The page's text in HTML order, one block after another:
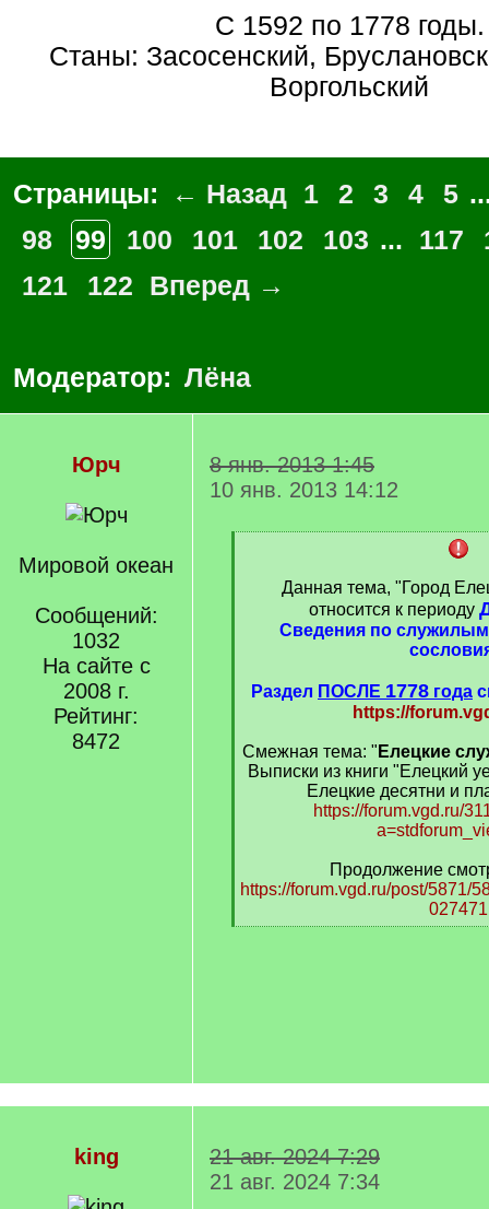
С 1592 по 1778 годы.
Станы: Засосенский,
Воргольский
Страницы: ← Назад 1 2 3 4 5
98
99 100 101 102 103 ... 117
121
122 Вперед →
Модератор: Лёна
Юрч
Мировой океан
Сообщений:
1032
На сайте с
2008 г.
Рейтинг:
8472
8 янв. 2013 1:45
10 янв. 2013 14:12
Данная тема, "Город
относится к периоду
Сведения по
Раздел ПОСЛЕ 1778 года
https://
Смежная тема: " Елецкие
Выписки из книги "Елецкий
Елецкие десятни и
https://forum.vgd.ru/
Продолжение
https://forum.vgd.ru/post/5871/
027471
[
king
21 авг. 2024 7:29
21 авг. 2024 7:34